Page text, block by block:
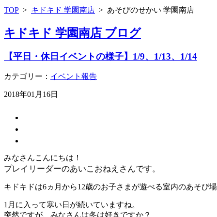
TOP > キドキド 学園南店 > あそびのせかい 学園南店
キドキド 学園南店 ブログ
【平日・休日イベントの様子】1/9、1/13、1/14
カテゴリー： イベント報告
2018年01月16日
みなさんこんにちは！
プレイリーダーのあいこおねえさんです。
キドキドは6ヵ月から12歳のお子さまが遊べる室内のあそび
1月に入って寒い日が続いていますね。
突然ですが、みなさんは冬は好きですか？